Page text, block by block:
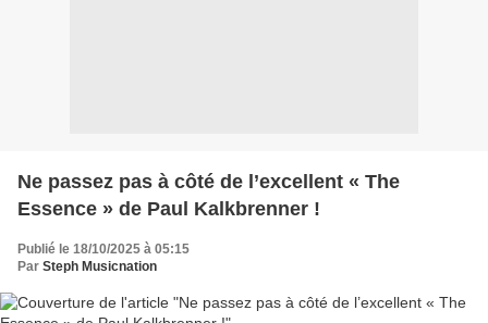
Ne passez pas à côté de l’excellent « The
Essence » de Paul Kalkbrenner !
Publié le 18/10/2025 à 05:15
Par Steph Musicnation